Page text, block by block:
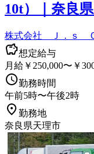
10t）｜奈良
株式会社 Ｊ．ｓ
想定給与
月給￥250,000〜￥
勤務時間
午前5時〜午後2時
勤務地
奈良県天理市